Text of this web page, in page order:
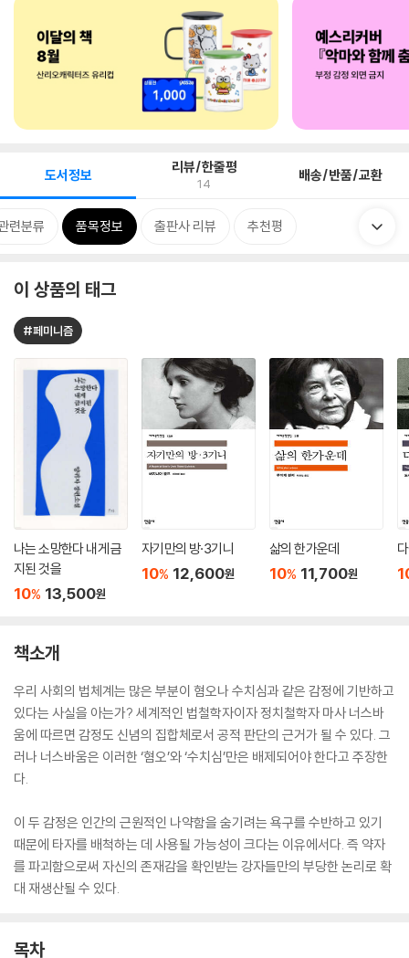
도서정보 리뷰/한줄평
14 배송/반품/교환
련분류 품목정보 출판사 리뷰 추천평
이 상품의 태그
#페미니즘
나는 소망한다 내게 금
지된 것을
10% 13,500원
자기만의 방·3기니
10% 12,600원
삶의 한가운데
10% 11,700원
책소개
우리 사회의 법체계는 많은 부분이 혐오나 수치심과 같은 감정에 기반하고
있다는 사실을 아는가? 세계적인 법철학자이자 정치철학자 마사 너스바
움에 따르면 감정도 신념의 집합체로서 공적 판단의 근거가 될 수 있다. 그
러나 너스바움은 이러한 ‘혐오’와 ‘수치심’만은 배제되어야 한다고 주장한
다.
이 두 감정은 인간의 근원적인 나약함을 숨기려는 욕구를 수반하고 있기
때문에 타자를 배척하는 데 사용될 가능성이 크다는 이유에서다. 즉 약자
를 파괴함으로써 자신의 존재감을 확인받는 강자들만의 부당한 논리로 확
대 재생산될 수 있다.
목차